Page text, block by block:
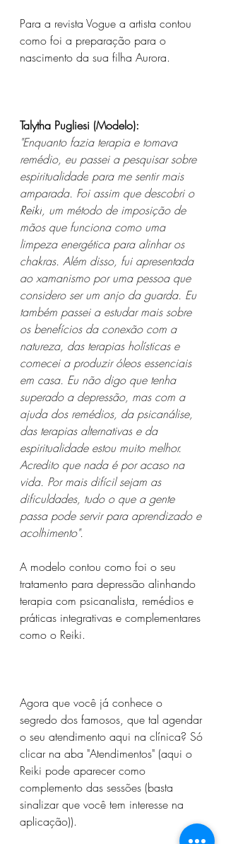
Para a revista Vogue a artista contou
como foi a preparação para o
nascimento da sua filha Aurora.
Talytha Pugliesi (Modelo):
"Enquanto fazia terapia e tomava
remédio, eu passei a pesquisar sobre
espiritualidade para me sentir mais
amparada. Foi assim que descobri o
Reiki, um método de imposição de
mãos que funciona como uma
limpeza energética para alinhar os
chakras. Além disso, fui apresentada
ao xamanismo por uma pessoa que
considero ser um anjo da guarda. Eu
também passei a estudar mais sobre
os benefícios da conexão com a
natureza, das terapias holísticas e
comecei a produzir óleos essenciais
em casa. Eu não digo que tenha
superado a depressão, mas com a
ajuda dos remédios, da psicanálise,
das terapias alternativas e da
espiritualidade estou muito melhor.
Acredito que nada é por acaso na
vida. Por mais difícil sejam as
dificuldades, tudo o que a gente
passa pode servir para aprendizado e
acolhimento".
A modelo contou como foi o seu
tratamento para depressão alinhando
terapia com psicanalista, remédios e
práticas integrativas e complementares
como o Reiki.
Agora que você já conhece o
segredo dos famosos, que tal agendar
o seu atendimento aqui na clínica? Só
clicar na aba "Atendimentos" (aqui o
Reiki pode aparecer como
complemento das sessões (basta
sinalizar que você tem interesse na
aplicação)).